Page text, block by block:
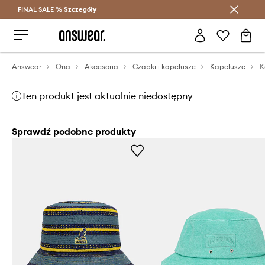
Oszczędzaj z Answear Club >
FINAL SALE % Szczegóły
Answear Ona Akcesoria Czapki i kapelusze Kapelusze
Ten produkt jest aktualnie niedostępny
Sprawdź podobne produkty